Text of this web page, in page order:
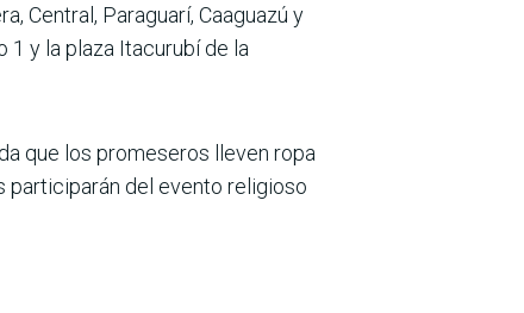
Central, Paraguarí, Caaguazú y
1 y la plaza Itacurubí de la
que los promeseros lleven ropa
participarán del evento religioso